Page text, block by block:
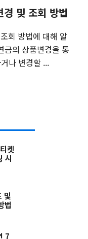
및 조회 방법
회 방법에 대해 알
금의 상품변경을 통
나 변경할 ...
켓
시
및
법
7